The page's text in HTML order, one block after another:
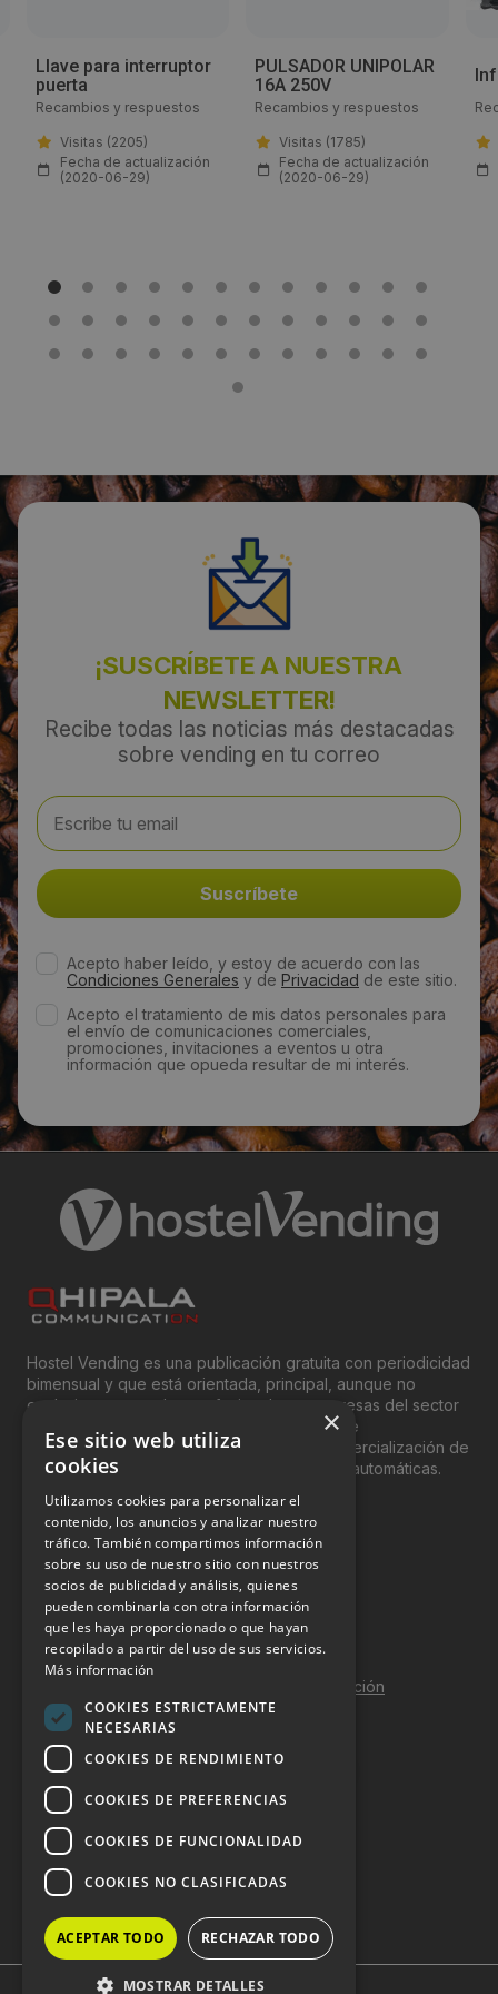
info@lfrepuestos.es
https://www.lfrepuestos-horeca724.es/
Visitas a producto:
1848
Llave para interruptor
puerta
Recambios y respuestos
Visitas (2205)
Fecha de actualización
(2020-06-29)
PULSADOR UNIPOLAR
16A 250V
Recambios y respuestos
Visitas (1785)
Fecha de actualización
(2020-06-29)
¡SUSCRÍBETE A NUESTRA
NEWSLETTER!
Recibe todas las noticias más destacadas
sobre vending en tu correo
Acepto haber leído, y estoy de acuerdo con las
Condiciones Generales y de Privacidad de este sitio.
Acepto el tratamiento de mis datos personales para
el envío de comunicaciones comerciales,
promociones, invitaciones a eventos u otra
información que opueda resultar de mi interés.
Hostel Vending es una publicación gratuita con periodicidad
bimensual y que está orientada, principal, aunque no
exclusivamente, a los profesionales y empresas del sector
del “Vending”; nombre con el que se conoce
genéricamente entre profesionales a la comercialización de
productos y servicios a través de máquinas automáticas.
INFORMACIÓN LEGAL
Aviso Legal
Política de Privacidad
Política de Cookies
Política de calidad y seguridad de la información
Contacto
DOSSIER Y CONTRATACIÓN
Dossier 2026 (ES)
Dossier 2026 (EN)
×
Ese sitio web utiliza
cookies
Utilizamos cookies para personalizar el
contenido, los anuncios y analizar nuestro
tráfico. También compartimos información
sobre su uso de nuestro sitio con nuestros
socios de publicidad y análisis, quienes
pueden combinarla con otra información
que les haya proporcionado o que hayan
recopilado a partir del uso de sus servicios.
Más información
COOKIES ESTRICTAMENTE
NECESARIAS
COOKIES DE RENDIMIENTO
COOKIES DE PREFERENCIAS
COOKIES DE FUNCIONALIDAD
COOKIES NO CLASIFICADAS
ACEPTAR TODO RECHAZAR TODO
MOSTRAR DETALLES